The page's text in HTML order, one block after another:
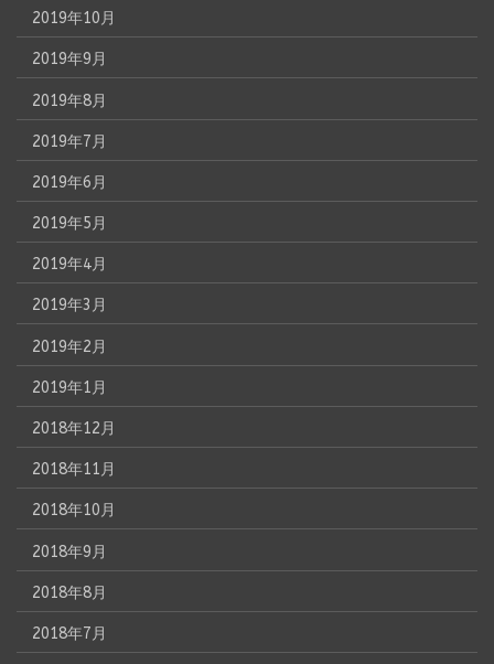
2019年10月
2019年9月
2019年8月
2019年7月
2019年6月
2019年5月
2019年4月
2019年3月
2019年2月
2019年1月
2018年12月
2018年11月
2018年10月
2018年9月
2018年8月
2018年7月